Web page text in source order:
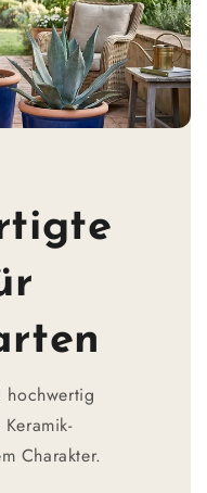
hochwertig
Charakter.